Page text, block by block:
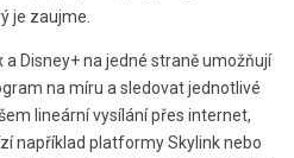
je zaujme.
Disney+ na jedné straně umožňují
na míru a sledovat jednotlivé
lineární vysílání přes internet,
například platformy Skylink nebo